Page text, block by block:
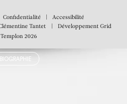
BIOGRAPHIE
Confidentialité
Accessibilité
Tantet Développement Grid
2026